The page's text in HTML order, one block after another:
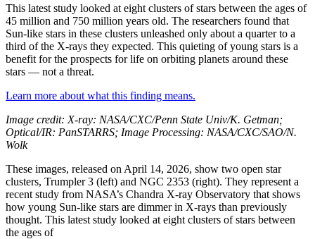
This latest study looked at eight clusters of stars between the ages of
45 million and 750 million years old. The researchers found that
Sun-like stars in these clusters unleashed only about a quarter to a
third of the X-rays they expected. This quieting of young stars is a
benefit for the prospects for life on orbiting planets around these
stars — not a threat.
Learn more about what this finding means.
Image credit: X-ray: NASA/CXC/Penn State Univ/K. Getman;
Optical/IR: PanSTARRS; Image Processing: NASA/CXC/SAO/N.
Wolk
​These images, released on April 14, 2026, show two open star
clusters, Trumpler 3 (left) and NGC 2353 (right). They represent a
recent study from NASA’s Chandra X-ray Observatory that shows
how young Sun-like stars are dimmer in X-rays than previously
thought. This latest study looked at eight clusters of stars between
the ages of